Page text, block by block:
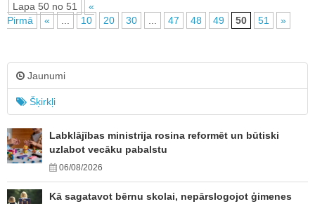
Lapa 50 no 51
«
Pirmā
« 10 20 30 47 48 49 50 51 »
Jaunumi
Šķirkļi
Labklājības ministrija rosina reformēt un būtiski
uzlabot vecāku pabalstu
06/08/2026
Kā sagatavot bērnu skolai, nepārslogojot ģimenes